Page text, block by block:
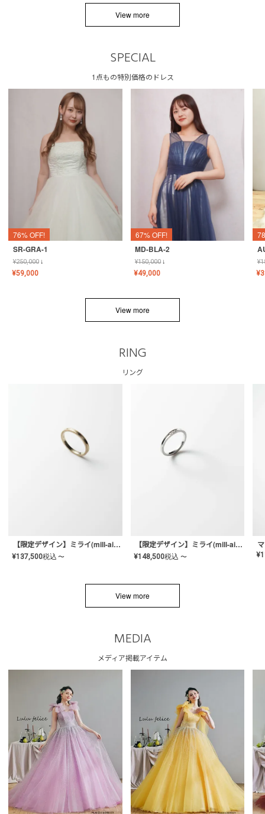
View more
SPECIAL
1点もの特別価格のドレス
76% OFF!
SR-GRA-1
¥250,000↓
¥59,000
67% OFF!
MD-BLA-2
¥150,000↓
¥49,000
¥
¥
View more
RING
リング
【限定デザイン】ミライ(mill-ai)リング
¥137,500税込 〜
【限定デザイン】ミライ(mill-ai)リング
¥148,500税込 〜 ¥
View more
MEDIA
メディア掲載アイテム